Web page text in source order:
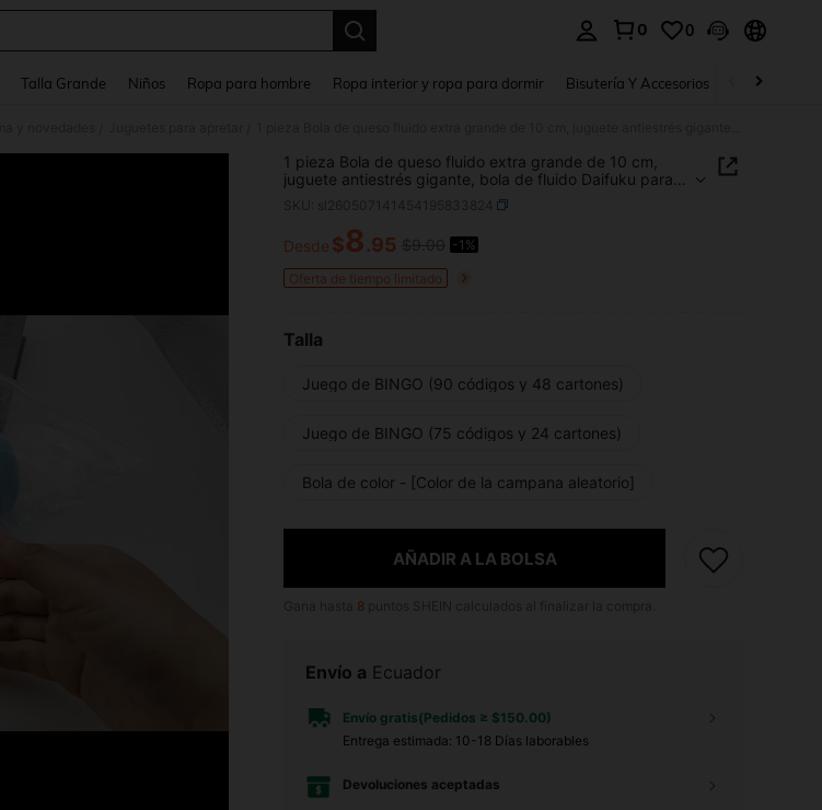
0 0
Talla Grande Niños Ropa para hombre Ropa interior y ropa para dormir Bisutería Y Accesorios Zapatos
1 pieza Bola de queso fluido extra grande de 10 cm,
juguete antiestrés gigante, bola de fluido Daifuku para
apretar, juguete antiestrés de rebote lento extra grande,
juguete de barro Daifuku para apretar, regalo sorpresa,
regalo de cumpleaños, regalo de Pascua, regalo
perfecto
PRICE AND AVAILABILITY
Desde $8.95 -1%
Oferta de tiempo limitado
Talla
Juego de BINGO (90 códigos y 48 cartones)
Juego de BINGO (75 códigos y 24 cartones)
Bola de color - [Color de la campana aleatorio]
AÑADIR A LA BOLSA
8
Envío a Ecuador
Envío gratis(Pedidos ≥ $150.00)
Entrega estimada: 10-18 Días laborables
Devoluciones aceptadas